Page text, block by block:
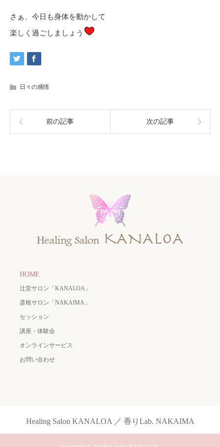
さぁ、今日も身体を動かして
楽しく過ごしましょう
日々の感情
前の記事 次の記事
HOME
辻堂サロン「KANALOA」
彦根サロン「NAKAIMA」
セッション
講座・体験会
オンラインサービス
お問い合わせ
Healing Salon KANALOA ／ 香りLab. NAKAIMA